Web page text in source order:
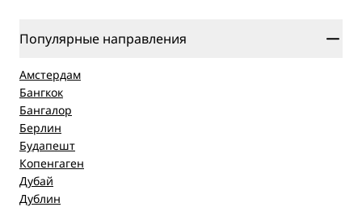
Популярные направления
Амстердам
Бангкок
Бангалор
Берлин
Будапешт
Копенгаген
Дубай
Дублин